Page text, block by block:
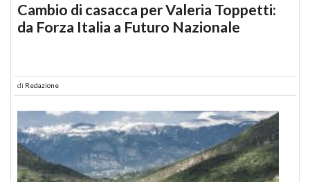
Cambio di casacca per Valeria Toppetti:
da Forza Italia a Futuro Nazionale
di Redazione